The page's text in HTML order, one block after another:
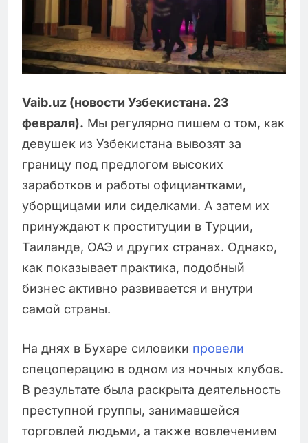
Vaib.uz (новости Узбекистана. 23
февраля). Мы регулярно пишем о том, как
девушек из Узбекистана вывозят за
границу под предлогом высоких
заработков и работы официантками,
уборщицами или сиделками. А затем их
принуждают к проституции в Турции,
Таиланде, ОАЭ и других странах. Однако,
как показывает практика, подобный
бизнес активно развивается и внутри
самой страны.
На днях в Бухаре силовики провели
спецоперацию в одном из ночных клубов.
В результате была раскрыта деятельность
преступной группы, занимавшейся
торговлей людьми, а также вовлечением